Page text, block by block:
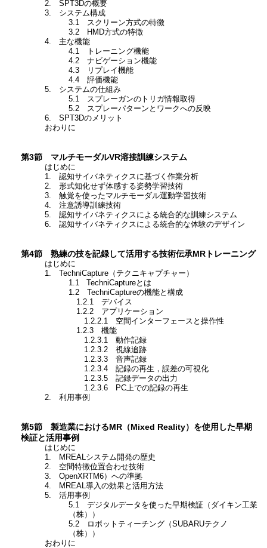
2. SPT3Dの概要
3. システム構成
3.1 スクリーン方式の特徴
3.2 HMD方式の特徴
4. 主な機能
4.1 トレーニング機能
4.2 ナビゲーション機能
4.3 リプレイ機能
4.4 評価機能
5. システムの仕組み
5.1 スプレーガンのトリガ情報取得
5.2 スプレーパターンとワークへの反映
6. SPT3Dのメリット
おわりに
第3節 マルチモーダルVR溶接訓練システム
はじめに
1. 認知サイバネティクスに基づく作業分析
2. 形式知化せず体感する姿勢学習技術
3. 触覚を使ったマルチモーダル運動学習技術
4. 注意誘導訓練技術
5. 認知サイバネティクスによる統合的な訓練システム
6. 認知サイバネティクスによる統合的な体験のデザイン
第4節 熟練の技を記録して活用する技術伝承MRトレーニング
はじめに
1. TechniCapture（テクニキャプチャー）
1.1 TechniCaptureとは
1.2 TechniCaptureの機能と構成
1.2.1 デバイス
1.2.2 アプリケーション
1.2.2.1 空間インターフェースと操作性
1.2.3 機能
1.2.3.1 動作記録
1.2.3.2 視線追跡
1.2.3.3 音声記録
1.2.3.4 記録の再生，誤差の可視化
1.2.3.5 記録データの出力
1.2.3.6 PC上での記録の再生
2. 利用事例
第5節 製造業におけるMR（Mixed Reality）を使用した早期
検証と活用事例
はじめに
1. MREALシステム開発の歴史
2. 空間特徴位置合わせ技術
3. OpenXRTM6）への準拠
4. MREAL導入の効果と活用方法
5. 活用事例
5.1 デジタルデータを使った早期検証（ダイキン工業
（株））
5.2 ロボットティーチング（SUBARUテクノ
（株））
おわりに